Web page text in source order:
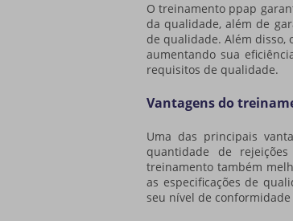
Otreinamento ppap
da qualidade, além de
de qualidade. Além disso,
aumentando sua
requisitos de qualidade.
Vantagens do
Uma das principais
quantidade de
treinamento também
as especificações de
seu nível de